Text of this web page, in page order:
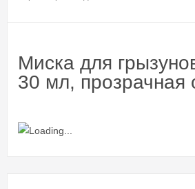
Миска для
30 мл, прозрачная